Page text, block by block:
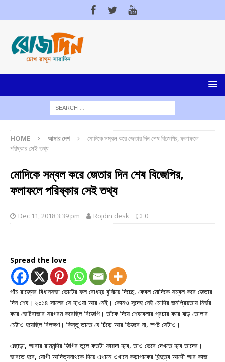
HOME আমার দেশ
মোদিকে সম্বল করে জেতার দিন শেষ বিজেপির, ফলাফলে
পরিষ্কার সেই তথ্য
মোদিকে সম্বল করে জেতার দিন শেষ বিজেপির,
ফলাফলে পরিষ্কার সেই তথ্য
Dec 11, 2018 3:39 pm Rojdin desk 0
Spread the love
পাঁচ রাজ্যের বিধানসভা ভোটের ফল বোধহয় বুঝিয়ে দিচ্ছে, কেবল মোদিকে সম্বল করে জেতার
দিন শেষ। ২০১৪ সালের সে হাওয়া আর নেই। কোনও সন্দেহ নেই মোদির জনপ্রিয়তায় নির্ভর
করে ভোটবাজার সরগরম করেছিল বিজেপি। তাঁকে দিয়ে শেষবেলার প্রচার করে ঝড় তোলার
চেষ্টাও হয়েছিল বিলক্ষণ। কিন্তু তাতে যে চিঁড়ে আর ভিজবে না, স্পষ্ট সেটাও।
এছাড়া, আবার রামমন্দির জিগির তুলে কতটা ফায়দা হবে, তাও ভেবে দেখতে হবে তাদের।
ভাবতে হবে, যোগী আদিত্যনাথকে দিয়ে এখানে ওখানে কড়াপাকের হিন্দুত্ব আদৌ আর কাজ